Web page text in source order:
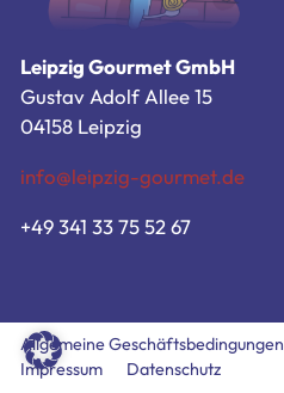
Leipzig Gourmet GmbH
Gustav Adolf Allee 15
04158 Leipzig
info@leipzig-gourmet.de
+49 341 33 75 52 67
Allgemeine Geschäftsbedingungen
Impressum
Datenschutz